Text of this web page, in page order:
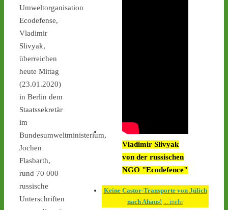
Umweltorganisation
Ecodefense,
Vladimir
Slivyak,
überreichen
heute Mittag
(23.01.2020)
in Berlin dem
Staatssekretär
im
Bundesumweltministerium,
Jochen
Flasbarth,
rund 70 000
russische
Unterschriften
Castor stoppen!
@castorstoppen.bsky.social
An der Mahnwache in
30 Aktivist:innen aus, um
den zwölften
Vladimir Slivyak
von der russischen
NGO "Ecodefence"
Keine Castor-Transporte von Jülich
nach Ahaus!
... mehr